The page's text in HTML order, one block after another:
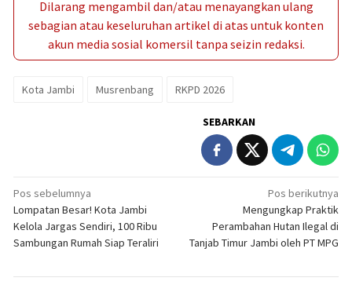
Dilarang mengambil dan/atau menayangkan ulang
sebagian atau keseluruhan artikel di atas untuk konten
akun media sosial komersil tanpa seizin redaksi.
Kota Jambi Musrenbang RKPD 2026
SEBARKAN
Navigasi
pos
Pos sebelumnya
Lompatan Besar! Kota Jambi
Kelola Jargas Sendiri, 100 Ribu
Sambungan Rumah Siap Teraliri
Pos berikutnya
Mengungkap Praktik
Perambahan Hutan Ilegal di
Tanjab Timur Jambi oleh PT MPG